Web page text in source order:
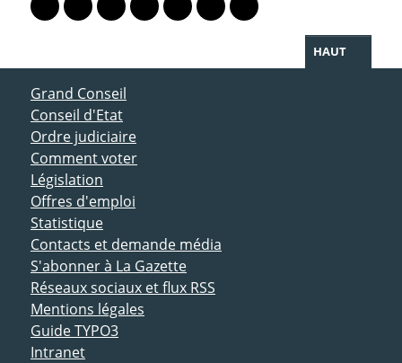
Lien vers le profil Mastodon
Lien vers le profil Bluesky
Lien vers le profil Instagram
Lien vers le profil Linkedin
Lien vers le profil Facebook
Lien vers le profil Twitter
Partager par WhatsApp
HAUT
ACCÈS DIRECT
Grand Conseil
Conseil d'Etat
Ordre judiciaire
Comment voter
Législation
Offres d'emploi
Statistique
Contacts et demande média
S'abonner à La Gazette
Réseaux sociaux et flux RSS
Mentions légales
Guide TYPO3
Intranet